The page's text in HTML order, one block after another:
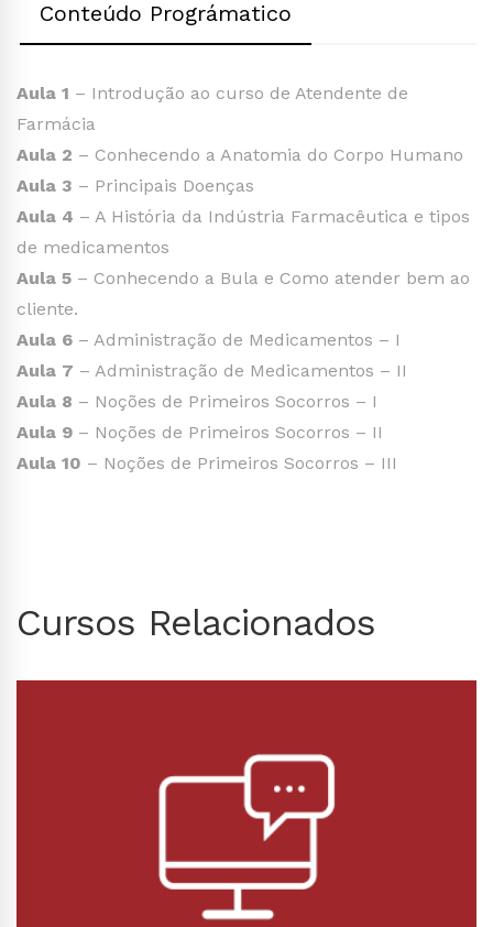
Conteúdo Prográmatico
Aula 1 – Introdução ao curso de Atendente de
Farmácia
Aula 2 – Conhecendo a Anatomia do Corpo Humano
Aula 3 – Principais Doenças
Aula 4 – A História da Indústria Farmacêutica e tipos
de medicamentos
Aula 5 – Conhecendo a Bula e Como atender bem ao
cliente.
Aula 6 – Administração de Medicamentos – I
Aula 7 – Administração de Medicamentos – II
Aula 8 – Noções de Primeiros Socorros – I
Aula 9 – Noções de Primeiros Socorros – II
Aula 10 – Noções de Primeiros Socorros – III
Cursos Relacionados